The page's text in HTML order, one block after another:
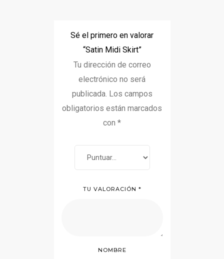
Sé el primero en valorar
“Satin Midi Skirt”
Tu dirección de correo
electrónico no será
publicada. Los campos
obligatorios están marcados
con *
TU VALORACIÓN *
NOMBRE